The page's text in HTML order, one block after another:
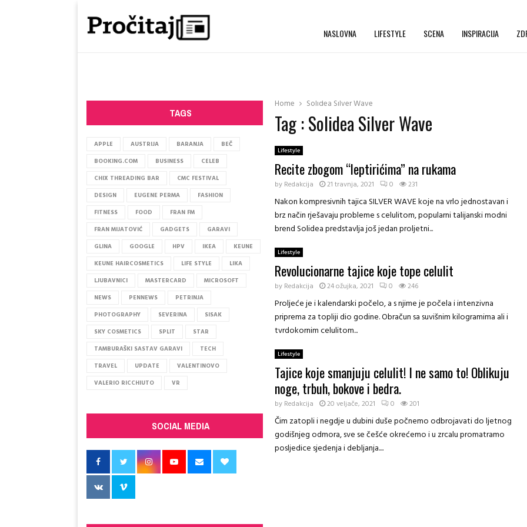
NASLOVNA LIFESTYLE SCENA INSPIRACIJA
Home Solidea Silver Wave
Tag : Solidea Silver Wave
Lifestyle
Recite zbogom “leptirićima” na rukama
by Redakcija 21 travnja, 2021 0 231
Nakon kompresivnih tajica SILVER WAVE koje na vrlo jednostavan i
brz način rješavaju probleme s celulitom, popularni talijanski modni
brend Solidea predstavlja još jedan proljetni...
Lifestyle
Revolucionarne tajice koje tope celulit
by Redakcija 24 ožujka, 2021 0 246
Proljeće je i kalendarski počelo, a s njime je počela i intenzivna
priprema za topliji dio godine. Obračun sa suvišnim kilogramima ali i
tvrdokornim celulitom...
Lifestyle
Tajice koje smanjuju celulit! I ne samo to! Oblikuju
noge, trbuh, bokove i bedra.
by Redakcija 20 veljače, 2021 0 201
Čim zatopli i negdje u dubini duše počnemo odbrojavati do ljetnog
godišnjeg odmora, sve se češće okrećemo i u zrcalu promatramo
posljedice sjedenja i debljanja....
TAGS
APPLE AUSTRIJA BARANJA
BEČ
BOOKING.COM
BUSINESS
CELEB
CHIX THREADING BAR
CMC FESTIVAL
DESIGN
EUGENE PERMA
FASHION
FITNESS
FOOD
FRAN FM
FRAN MIJATOVIĆ
GADGETS
GARAVI
GLINA
GOOGLE HPV IKEA
KEUNE
KEUNE HAIRCOSMETICS
LIFE STYLE
LIKA
LJUBAVNICI
MASTERCARD
MICROSOFT
NEWS
PENNEWS
PETRINJA
PHOTOGRAPHY
SEVERINA
SISAK
SKY COSMETICS
SPLIT
STAR
TAMBURAŠKI SASTAV GARAVI
TECH
TRAVEL
UPDATE
VALENTINOVO
VALERIO RICCHIUTO
VR
SOCIAL MEDIA